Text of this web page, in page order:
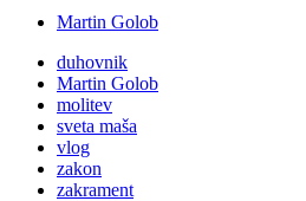
Martin Golob
duhovnik
Martin Golob
molitev
sveta maša
vlog
zakon
zakrament